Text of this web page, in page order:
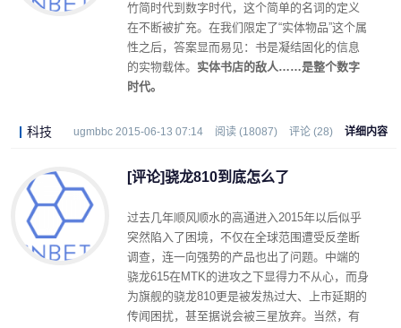
竹简时代到数字时代，这个简单的名词的定义
在不断被扩充。在我们限定了“实体物品”这个属
性之后，答案显而易见：书是凝结固化的信息
的实物载体。 实体书店的敌人……是整个数字
时代。
科技 ugmbbc 2015-06-13 07:14 阅读 (18087) 评论 (28) 详细内容
[评论]骁龙810到底怎么了
过去几年顺风顺水的高通进入2015年以后似乎
突然陷入了困境，不仅在全球范围遭受反垄断
调查，连一向强势的产品也出了问题。中端的
骁龙615在MTK的进攻之下显得力不从心，而身
为旗舰的骁龙810更是被发热过大、上市延期的
传闻困扰，甚至据说会被三星放弃。当然，有